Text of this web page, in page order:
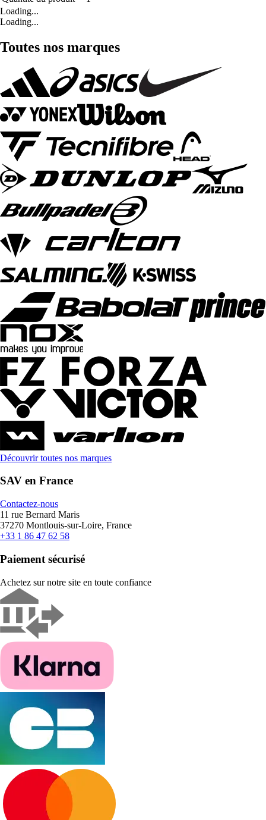
Loading...
Loading...
Toutes nos marques
Découvrir toutes nos marques
SAV en France
Contactez-nous
11 rue Bernard Maris
37270 Montlouis-sur-Loire, France
+33 1 86 47 62 58
Paiement sécurisé
Achetez sur notre site en toute confiance